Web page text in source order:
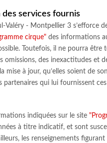
services fournis
Valéry - Montpellier 3 s’efforce
cirque"des informations
Toutefois, il ne pourra être
omissions, des inexactitudes et
mise à jour, qu’elles soient de
partenaires qui lui fournissent ces
indiquées sur le site
à titre indicatif, et sont
les renseignements figurant